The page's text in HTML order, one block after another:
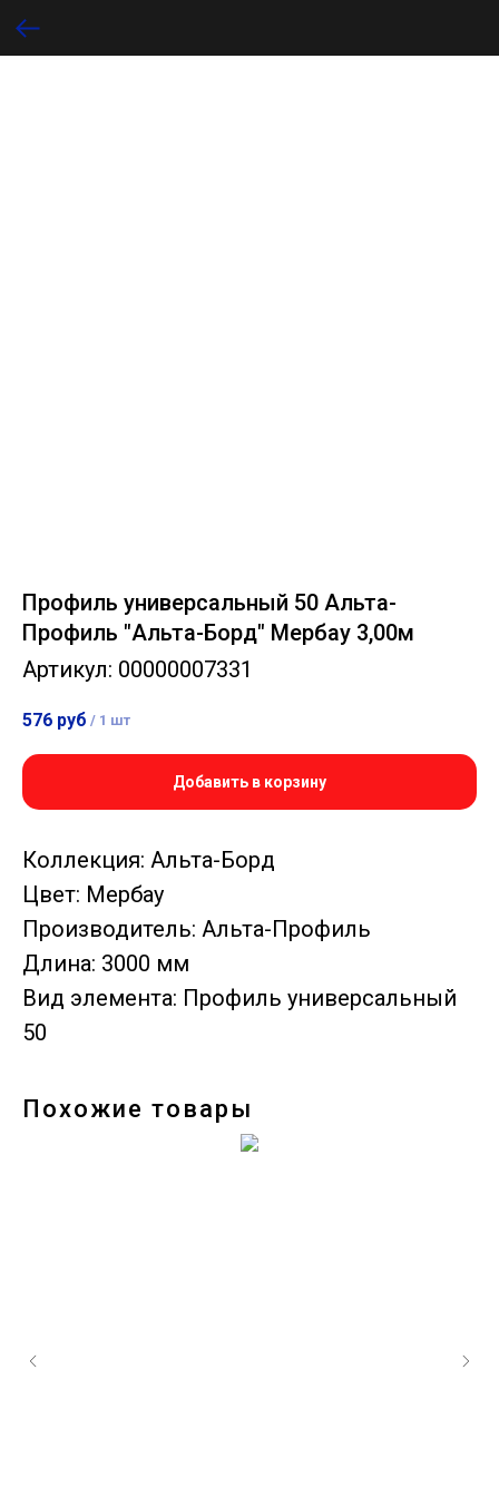
Профиль универсальный 50 Альта-
Профиль "Альта-Борд" Мербау 3,00м
Артикул: 00000007331
576 руб / 1 шт
Добавить в корзину
Коллекция: Альта-Борд
Цвет: Мербау
Производитель: Альта-Профиль
Длина: 3000 мм
Вид элемента: Профиль универсальный
50
Похожие товары